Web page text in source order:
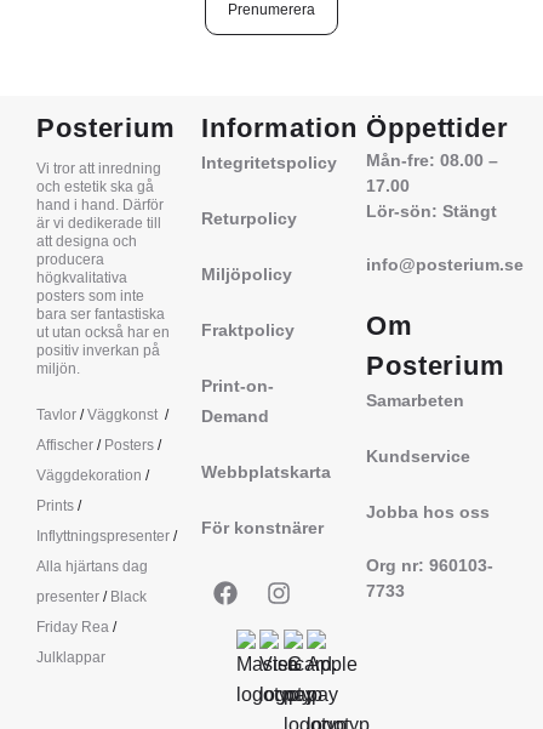
Prenumerera
Posterium
Vi tror att inredning
och estetik ska gå
hand i hand. Därför
är vi dedikerade till
att designa och
producera
högkvalitativa
posters som inte
bara ser fantastiska
ut utan också har en
positiv inverkan på
miljön.
Tavlor /Väggkonst /
Affischer / Posters /
Väggdekoration /
Prints /
Inflyttningspresenter /
Alla hjärtans dag
presenter / Black
Friday Rea /
Julklappar
Information
Integritetspolicy
Returpolicy
Miljöpolicy
Fraktpolicy
Print-on-
Demand
Webbplatskarta
För konstnärer
Öppettider
Mån-fre: 08.00 –
17.00
Lör-sön: Stängt
info@posterium.se
Om
Posterium
Samarbeten
Kundservice
Jobba hos oss
Org nr: 960103-
7733